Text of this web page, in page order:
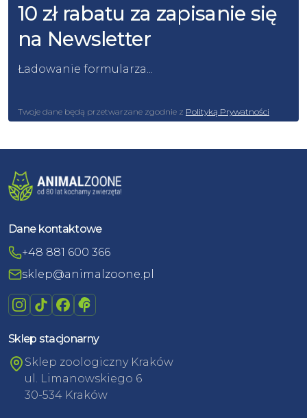
10 zł rabatu za zapisanie się
na Newsletter
Ładowanie formularza...
Twoje dane będą przetwarzane zgodnie z Polityką Prywatności
Dane kontaktowe
+48 881 600 366
sklep@animalzoone.pl
Sklep stacjonarny
Sklep zoologiczny Kraków
ul. Limanowskiego 6
30-534 Kraków